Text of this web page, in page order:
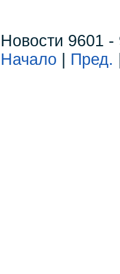
Новости 9601 -
Начало
Пред.